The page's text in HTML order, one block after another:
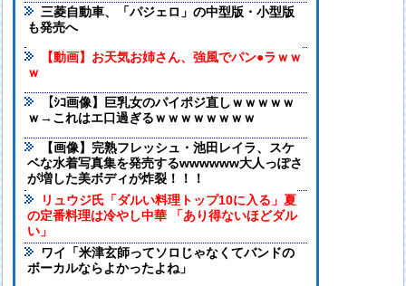
三菱自動車、「パジェロ」の中型版・小型版
も発売へ
【動画】お天気お姉さん、強風でパン●ラｗｗ
ｗ
【ｼｺ画像】巨乳女のパイポジ直しｗｗｗｗｗ
ｗ→これはエ口過ぎるｗｗｗｗｗｗｗｗ
【画像】完熟フレッシュ・池田レイラ、スケ
ベな水着写真集を発売するwwwwww大人っぽさ
が増した美ボディが炸裂！！！
リュウジ氏「ダルい料理トップ10に入る」夏
の定番料理は冷やし中華 「あり得ないほどダル
い」
ワイ「米津玄師ってソロじゃなくてバンドの
ボーカルならよかったよね」